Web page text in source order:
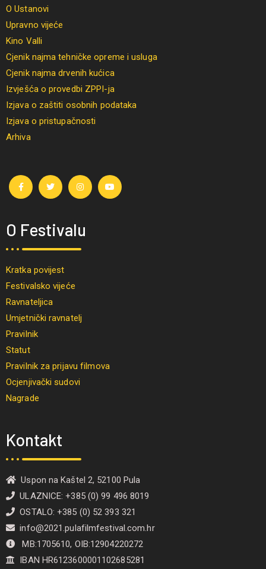
O Ustanovi
Upravno vijeće
Kino Valli
Cjenik najma tehničke opreme i usluga
Cjenik najma drvenih kućica
Izvješća o provedbi ZPPI-ja
Izjava o zaštiti osobnih podataka
Izjava o pristupačnosti
Arhiva
O Festivalu
Kratka povijest
Festivalsko vijeće
Ravnateljica
Umjetnički ravnatelj
Pravilnik
Statut
Pravilnik za prijavu filmova
Ocjenjivački sudovi
Nagrade
Kontakt
Uspon na Kaštel 2, 52100 Pula
ULAZNICE: +385 (0) 99 496 8019
OSTALO: +385 (0) 52 393 321
info@2021.pulafilmfestival.com.hr
MB:1705610, OIB:12904220272
IBAN HR6123600001102685281